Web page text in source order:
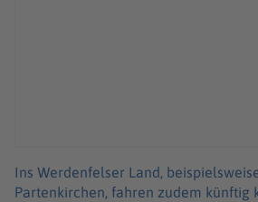
Ins Werdenfelser Land,
Partenkirchen, fahren zudem künftig